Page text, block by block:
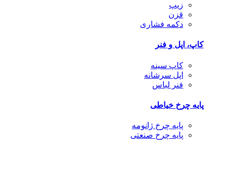
زیپ
قزن
دکمه فشاری
کاپ، اپل و فنر
کاپ سینه
اپل سرشانه
فنر لباس
پایه چرخ خیاطی
پایه چرخ ژانومه
پایه چرخ صنعتی